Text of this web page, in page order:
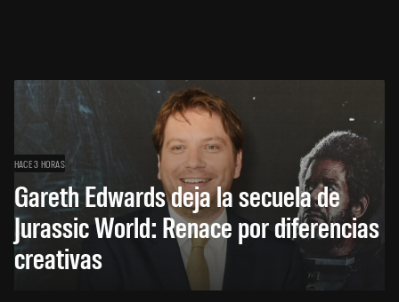
HACE 3 HORAS
Gareth Edwards deja la secuela de
Jurassic World: Renace por diferencias
creativas